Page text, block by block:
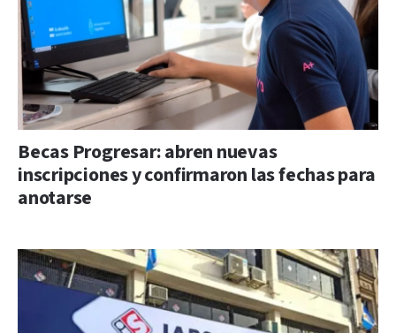
Becas Progresar: abren nuevas
inscripciones y confirmaron las fechas para
anotarse